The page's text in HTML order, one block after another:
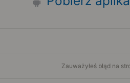
Zauważyłeś błąd na